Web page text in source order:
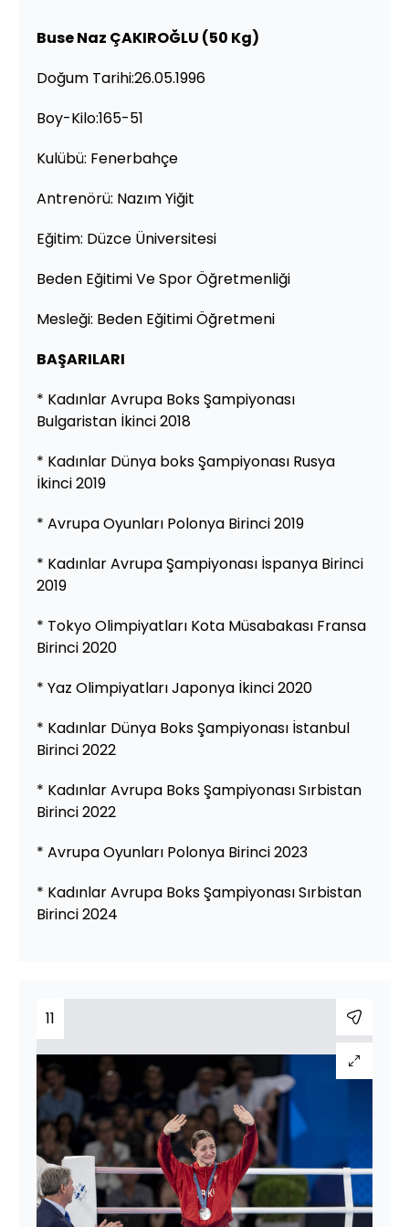
Buse Naz ÇAKIROĞLU (50 Kg)
Doğum Tarihi:26.05.1996
Boy-Kilo:165-51
Kulübü: Fenerbahçe
Antrenörü: Nazım Yiğit
Eğitim: Düzce Üniversitesi
Beden Eğitimi Ve Spor Öğretmenliği
Mesleği: Beden Eğitimi Öğretmeni
BAŞARILARI
* Kadınlar Avrupa Boks Şampiyonası
Bulgaristan İkinci 2018
* Kadınlar Dünya boks Şampiyonası Rusya
İkinci 2019
* Avrupa Oyunları Polonya Birinci 2019
* Kadınlar Avrupa Şampiyonası İspanya Birinci
2019
* Tokyo Olimpiyatları Kota Müsabakası Fransa
Birinci 2020
* Yaz Olimpiyatları Japonya İkinci 2020
* Kadınlar Dünya Boks Şampiyonası İstanbul
Birinci 2022
* Kadınlar Avrupa Boks Şampiyonası Sırbistan
Birinci 2022
* Avrupa Oyunları Polonya Birinci 2023
* Kadınlar Avrupa Boks Şampiyonası Sırbistan
Birinci 2024
11